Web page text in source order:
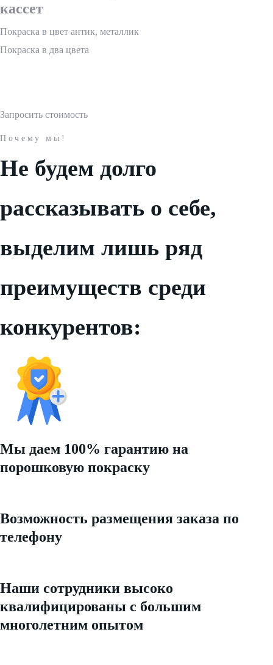
кассет
Покраска в цвет антик, металлик
Покраска в два цвета
Запросить стоимость
Почему мы!
Не будем долго
рассказывать о себе,
выделим лишь ряд
преимуществ среди
конкурентов:
Мы даем 100% гарантию на
порошковую покраску
Возможность размещения заказа по
телефону
Наши сотрудники высоко
квалифицированы с большим
многолетним опытом